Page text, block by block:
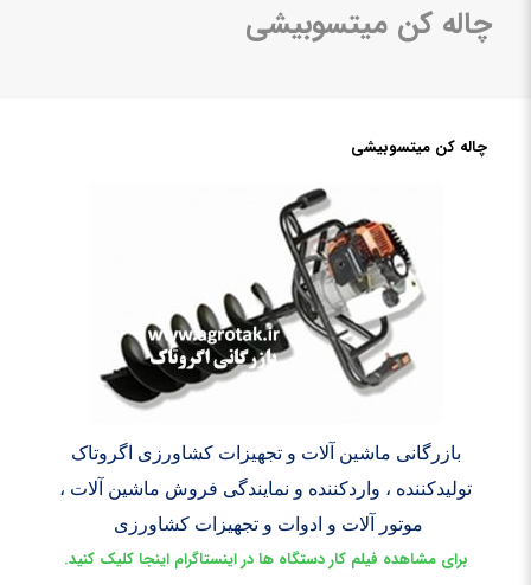
چاله کن میتسوبیشی
چاله کن میتسوبیشی
بازرگانی ماشین آلات و تجهیزات کشاورزی اگروتاک
تولیدکننده ، واردکننده و نمایندگی فروش ماشین آلات ،
موتور آلات و ادوات و تجهیزات کشاورزی
برای مشاهده فیلم کار دستگاه ها در اینستاگرام اینجا کلیک کنید.